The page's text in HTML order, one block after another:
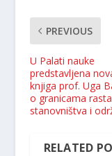
PREVIOUS
U Palati nauke
predstavljena
knjiga prof. Uga
o granicama rasta
stanovništva i
RELATED